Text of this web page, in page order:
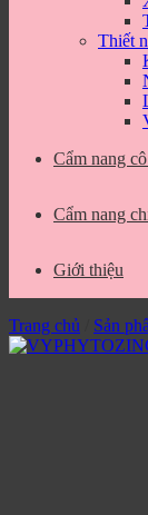
Thiết
Cẩm nang
Cẩm nang
Giới thiệu
Trang chủ Sản